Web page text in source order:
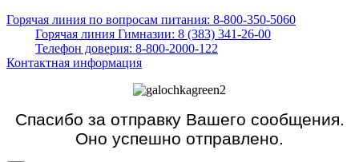
Горячая линия по вопросам питания: 8-800-350-5060
Горячая линия Гимназии: 8 (383) 341-26-00
Телефон доверия: 8-800-2000-122
Контактная информация
Спасибо за отправку Вашего сообщения.
Оно успешно отправлено.